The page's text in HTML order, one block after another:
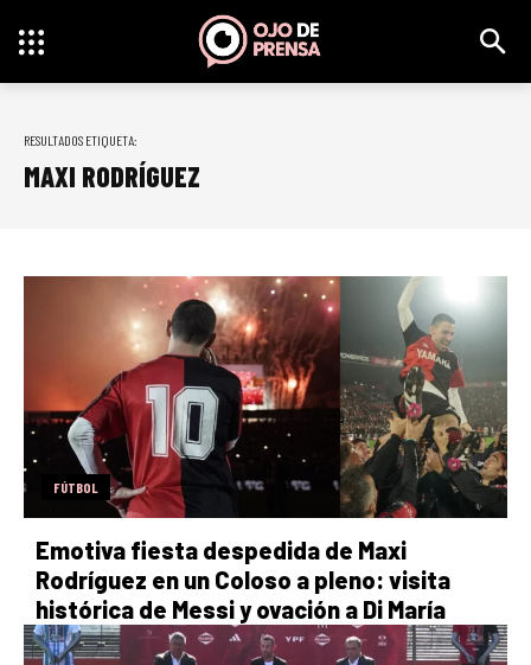
RESULTADOS ETIQUETA:
MAXI RODRÍGUEZ
FÚTBOL
Emotiva fiesta despedida de Maxi
Rodríguez en un Coloso a pleno: visita
histórica de Messi y ovación a Di María